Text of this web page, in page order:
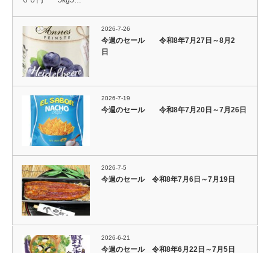
2026-7-26
今週のセール 令和8年7月27日～8月2
日
2026-7-19
今週のセール 令和8年7月20日～7月26日
2026-7-5
今週のセール 令和8年7月6日～7月19日
2026-6-21
今週のセール 令和8年6月22日～7月5日